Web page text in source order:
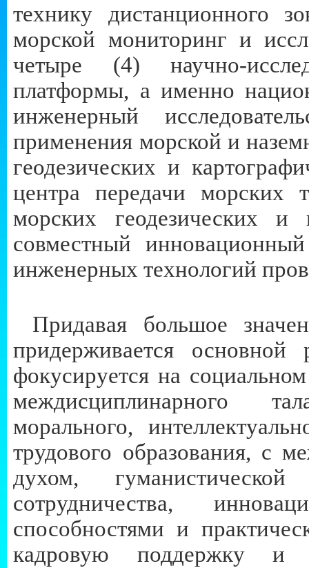
технику дистанционного
морской мониторинг и
четыре (4) научно-
платформы, а именно
инженерный
применения морской и
геодезических и
центра передачи морских
морских геодезических
совместный
инженерных технологий
Придавая большое
придерживается
фокусируется на
междисциплинарного
морального,
трудового образования, с
духом,
сотрудничества,
способностями и
кадровую поддержку и